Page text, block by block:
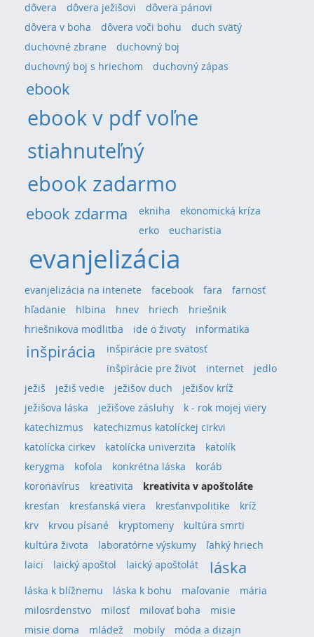
dôvera
dôvera ježišovi
dôvera pánovi
dôvera v boha
dôvera voči bohu
duch svätý
duchovné zbrane
duchovný boj
duchovný boj s hriechom
duchovný zápas
ebook
ebook v pdf voľne
stiahnuteľný
ebook zadarmo
ebook zdarma ekniha
ekonomická kríza
erko
eucharistia
evanjelizácia
evanjelizácia na intenete facebook fara
farnosť
hľadanie
hlbina hnev hriech
hriešnik
hriešnikova modlitba
ide o životy informatika
inšpirácia
inšpirácie pre svätosť
inšpirácie pre život
internet
jedlo
ježiš
ježiš vedie ježišov duch
ježišov kríž
ježišova láska
ježišove zásluhy
k - rok mojej viery
katechizmus
katechizmus katolíckej cirkvi
katolícka cirkev
katolícka univerzita
katolík
kerygma
kofola konkrétna láska
koráb
koronavírus
kreativita
kreativita v apoštoláte
kresťan
kresťanská viera kresťanvpolitike
kríž
krv
krvou písané kryptomeny
kultúra smrti
kultúra života
laboratórne výskumy
ľahký hriech
laici
laický apoštol laický apoštolát láska
láska k blížnemu láska k bohu maľovanie
mária
milosrdenstvo
milosť milovať boha
misie
misie doma
mládež mobily móda a dizajn